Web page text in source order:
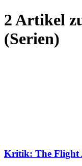
2 Artikel
(Serien)
Kritik: The Flight